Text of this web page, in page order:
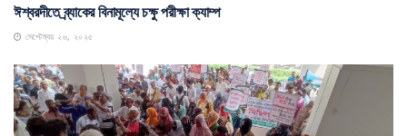
ঈশ্বরদীতে ব্র্যাকের বিনামূল্যে চক্ষু পরীক্ষা ক্যাম্প
সেপ্টেম্বর ২৬, ২০২৫